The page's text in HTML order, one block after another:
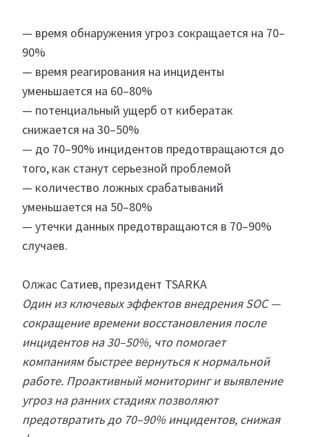
— время обнаружения угроз сокращается на 70–
90%
— время реагирования на инциденты
уменьшается на 60–80%
— потенциальный ущерб от кибератак
снижается на 30–50%
— до 70–90% инцидентов предотвращаются до
того, как станут серьезной проблемой
— количество ложных срабатываний
уменьшается на 50–80%
— утечки данных предотвращаются в 70–90%
случаев.
Олжас Сатиев, президент TSARKA
Один из ключевых эффектов внедрения SOC —
сокращение времени восстановления после
инцидентов на 30–50%, что помогает
компаниям быстрее вернуться к нормальной
работе. Проактивный мониторинг и выявление
угроз на ранних стадиях позволяют
предотвратить до 70–90% инцидентов, снижая